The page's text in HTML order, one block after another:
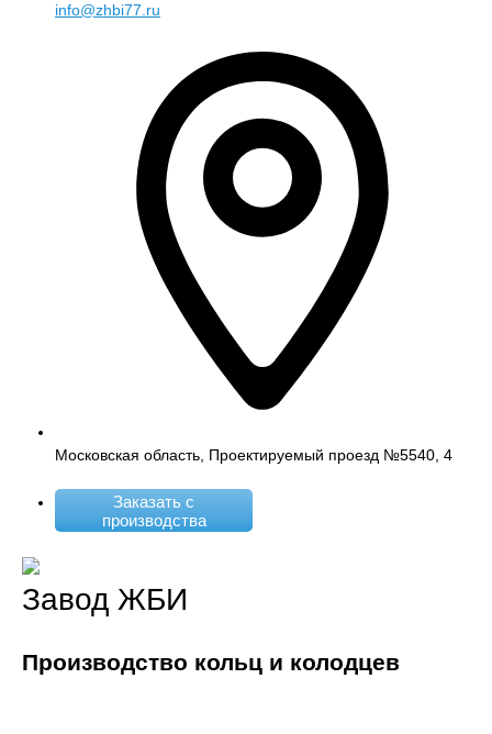
info@zhbi77.ru
Московская область, Проектируемый проезд №5540, 4
Заказать с
производства
Завод ЖБИ
Производство кольц и колодцев